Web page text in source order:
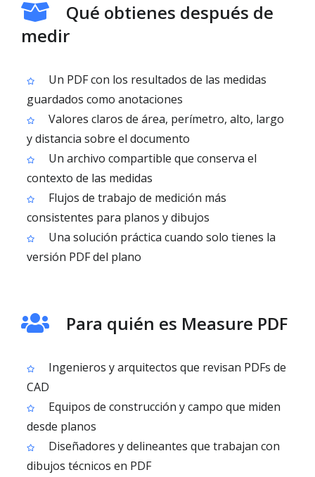
Qué obtienes después de
medir
Un PDF con los resultados de las medidas
guardados como anotaciones
Valores claros de área, perímetro, alto, largo
y distancia sobre el documento
Un archivo compartible que conserva el
contexto de las medidas
Flujos de trabajo de medición más
consistentes para planos y dibujos
Una solución práctica cuando solo tienes la
versión PDF del plano
Para quién es Measure PDF
Ingenieros y arquitectos que revisan PDFs de
CAD
Equipos de construcción y campo que miden
desde planos
Diseñadores y delineantes que trabajan con
dibujos técnicos en PDF